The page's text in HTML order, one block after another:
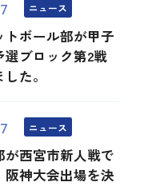
ニュース
トボール部が甲子
選ブロック第2戦
た。
ニュース
が西宮市新人戦で
阪神大会出場を決